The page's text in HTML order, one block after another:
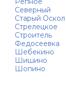
Северный
Старый Оскол
Стрелецкое
Строитель
Федосеевка
Шебекино
Шишино
Шопино